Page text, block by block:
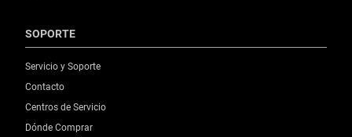
SOPORTE
Servicio y Soporte
Contacto
Centros de Servicio
Dónde Comprar